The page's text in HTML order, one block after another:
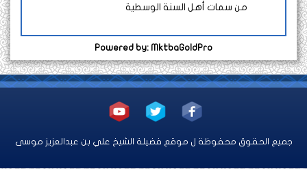
من سمات أهل السنة الوسطية
Powered by: MktbaGoldPro
جميع الحقوق محفوظة ل موقع فضيلة الشيخ علي بن عبدالعزيز موسى